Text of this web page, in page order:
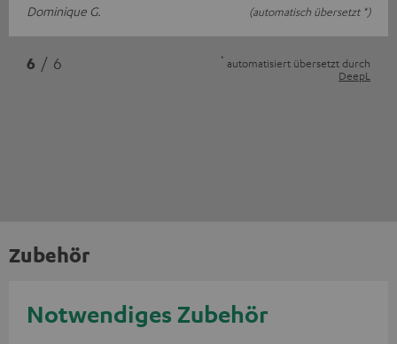
Dominique G.
(automatisch übersetzt *)
6 / 6 * automatisiert übersetzt durch
DeepL
Zubehör
Notwendiges Zubehör